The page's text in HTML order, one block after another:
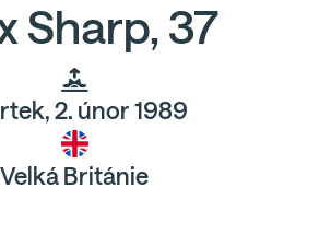
Sharp, 37
2. únor 1989
Velká Británie